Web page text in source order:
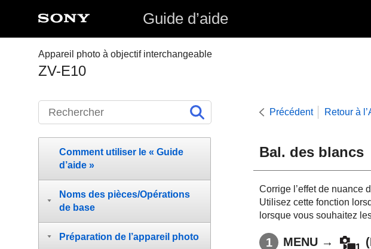
Guide d’aide
Appareil photo à objectif interchangeable
ZV-E10
Précédent Retour à
Bal. des blancs
Corrige l’effet de nuance
Utilisez cette fonction
lorsque vous souhaitez
MENU →
Comment utiliser le « Guide
d’aide »
Noms des pièces/Opérations
de base
Préparation de l’appareil photo